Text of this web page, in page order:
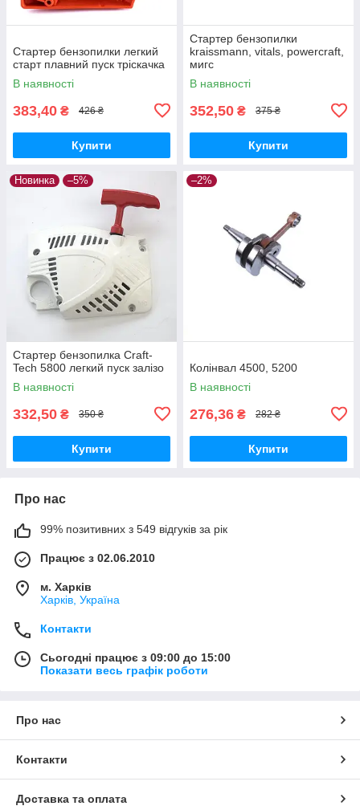
Стартер бензопилки легкий
старт плавний пуск тріскачка
В наявності
383,40 ₴ 426 ₴
Купити
Стартер бензопилки
kraissmann, vitals, powercraft,
мигс
В наявності
352,50 ₴ 375 ₴
Купити
Новинка –5%
Стартер бензопилка Craft-
Tech 5800 легкий пуск залізо
В наявності
332,50 ₴ 350 ₴
Купити
–2%
Колінвал 4500, 5200
В наявності
276,36 ₴ 282 ₴
Купити
Про нас
99% позитивних з 549 відгуків за рік
Працює з 02.06.2010
м. Харків
Харків, Україна
Контакти
Сьогодні працює з 09:00 до 15:00
Показати весь графік роботи
Про нас
Контакти
Доставка та оплата